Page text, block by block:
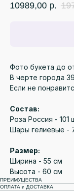
10989,00 р.
Фото букета до
В черте города
Если не
Состав:
Роза Россия - 101
Шары гелиевые -
Размер:
Ширина - 55 см
Высота - 60 см
ПРЕИМУЩЕСТВА
ОПЛАТА и ДОСТАВКА